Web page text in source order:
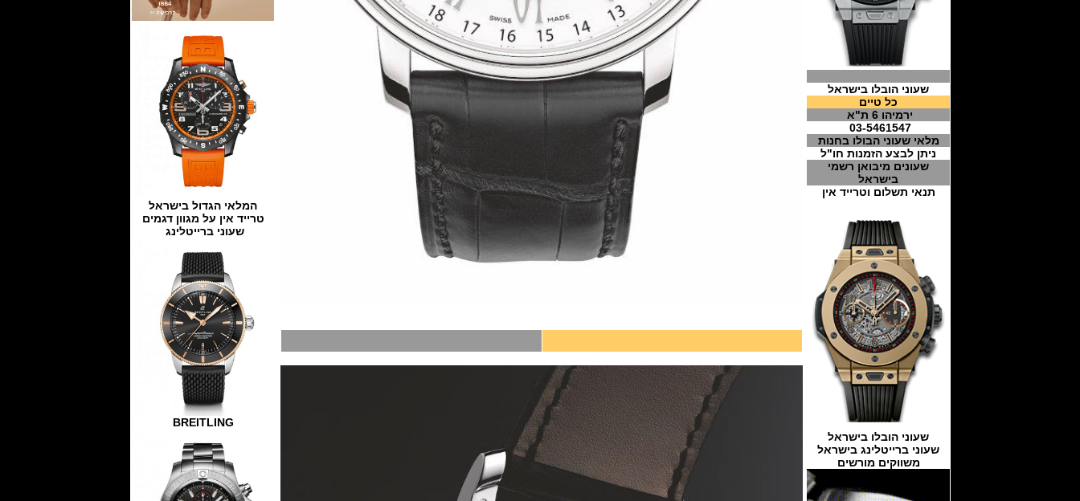
שעוני הובלו בישראל
כל טיים
ירמיהו 6 ת"א
03-5461547
מלאי שעוני הבולו בחנות
ניתן לבצע הזמנות חו"ל
שעונים מיבואן רשמי
בישראל
תנאי תשלום וטרייד אין
שעוני הובלו בישראל
שעוני ברייטלינג בישראל
משווקים מורשים
המלאי הגדול בישראל
טרייד אין על מגוון דגמים
שעוני ברייטלינג
BREITLING